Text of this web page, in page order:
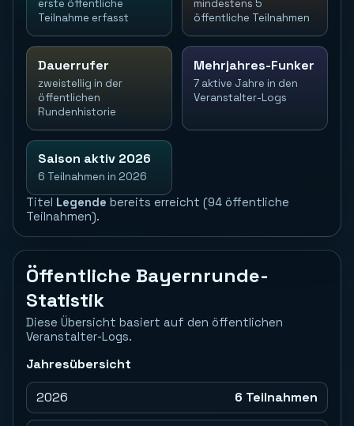
erste öffentliche
Teilnahme erfasst
mindestens 5
öffentliche Teilnahmen
Dauerrufer
zweistellig in der
öffentlichen
Rundenhistorie
Mehrjahres-Funker
7 aktive Jahre in den
Veranstalter-Logs
Saison aktiv 2026
6 Teilnahmen in 2026
Titel Legende bereits erreicht (94 öffentliche
Teilnahmen).
Öffentliche Bayernrunde-
Statistik
Diese Übersicht basiert auf den öffentlichen
Veranstalter-Logs.
Jahresübersicht
2026 6 Teilnahmen